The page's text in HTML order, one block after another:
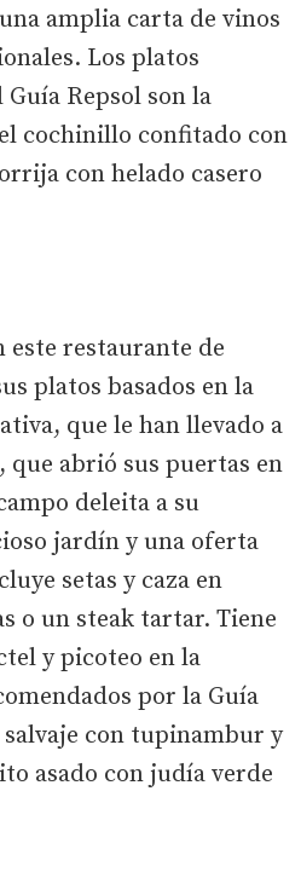
amplia carta de vinos
Los platos
Repsol son la
cochinillo confitado con
con helado casero
este restaurante de
platos basados en la
que le han llevado a
que abrió sus puertas en
deleita a su
jardín y una oferta
setas y caza en
o un steak tartar. Tiene
y picoteo en la
por la Guía
con tupinambur y
asado con judía verde